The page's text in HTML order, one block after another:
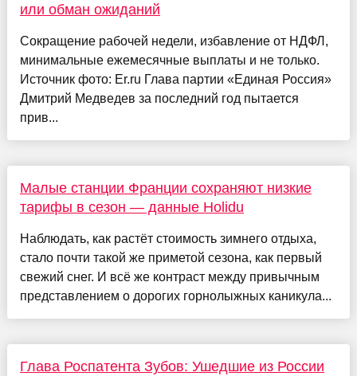
или обман ожиданий
Сокращение рабочей недели, избавление от НДФЛ,
минимальные ежемесячные выплаты и не только.
Источник фото: Er.ru Глава партии «Единая Россия»
Дмитрий Медведев за последний год пытается
прив...
Малые станции Франции сохраняют низкие
тарифы в сезон — данные Holidu
Наблюдать, как растёт стоимость зимнего отдыха,
стало почти такой же приметой сезона, как первый
свежий снег. И всё же контраст между привычным
представлением о дорогих горнолыжных каникула...
Глава Роспатента Зубов: Ушедшие из России